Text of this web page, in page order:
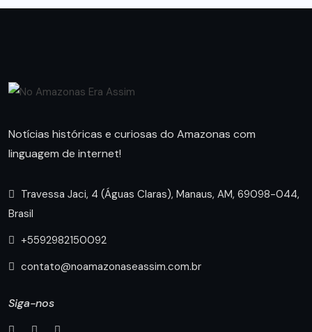
Notícias históricas e curiosas do Amazonas com
linguagem de internet!
Travessa Jaci, 4 (Águas Claras), Manaus, AM, 69098-044,
Brasil
+5592982150092
contato@noamazonaseassim.com.br
Siga-nos